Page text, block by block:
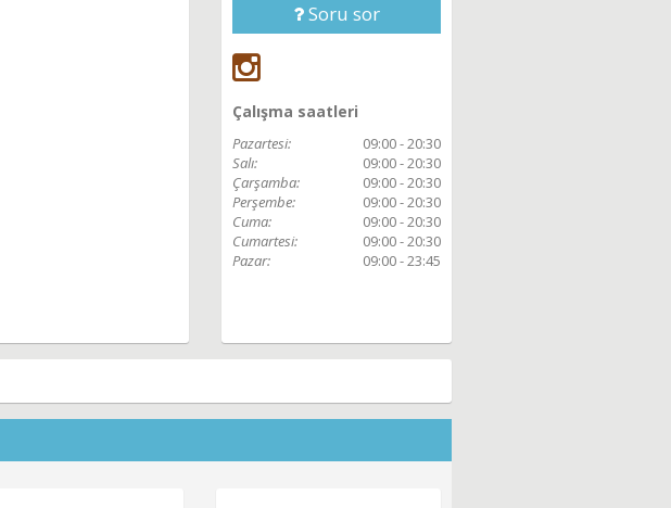
Soru sor
Çalışma saatleri
Pazartesi:
09:00 - 20:30
Salı:
09:00 - 20:30
Çarşamba:
09:00 - 20:30
Perşembe:
09:00 - 20:30
Cuma:
09:00 - 20:30
Cumartesi:
09:00 - 20:30
Pazar:
09:00 - 23:45